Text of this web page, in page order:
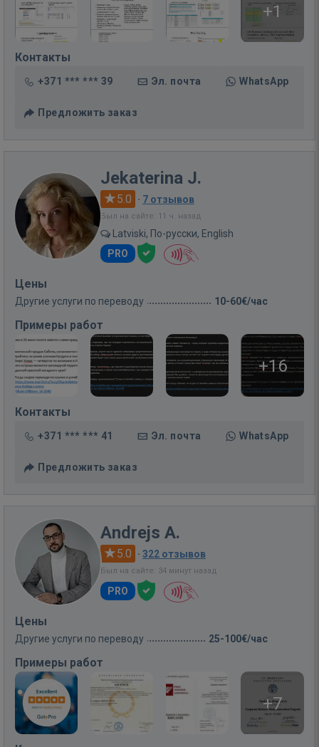
+1
Контакты
+371 *** *** 39 Эл. почта WhatsApp
Предложить заказ
Jekaterina J.
5.0 · 7 отзывов
Был на сайте: 11 ч. назад
Latviski, По-русски, English
PRO
Цены
Другие услуги по переводу 10-60€/час
Примеры работ
+16
Контакты
+371 *** *** 41 Эл. почта WhatsApp
Предложить заказ
Andrejs A.
5.0 · 322 отзывов
Был на сайте: 34 минут назад
PRO
Цены
Другие услуги по переводу 25-100€/час
Примеры работ
+7